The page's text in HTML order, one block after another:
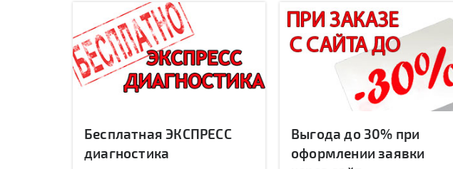
Бесплатная ЭКСПРЕСС
диагностика
Выгода до 30% при
оформлении заявки